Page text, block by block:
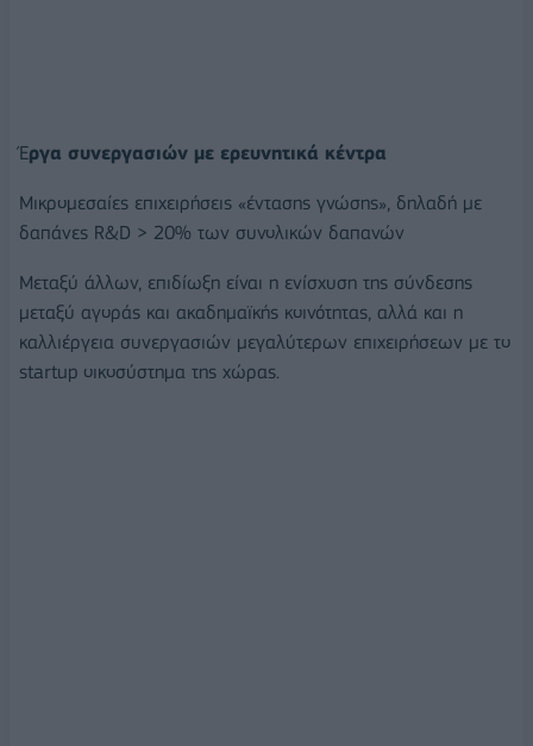
Έργα συνεργασιών με ερευνητικά κέντρα
Μικρομεσαίες επιχειρήσεις «έντασης γνώσης», δηλαδή με
δαπάνες R&D > 20% των συνολικών δαπανών
Μεταξύ άλλων, επιδίωξη είναι η ενίσχυση της σύνδεσης
μεταξύ αγοράς και ακαδημαϊκής κοινότητας, αλλά και η
καλλιέργεια συνεργασιών μεγαλύτερων επιχειρήσεων με το
startup οικοσύστημα της χώρας.